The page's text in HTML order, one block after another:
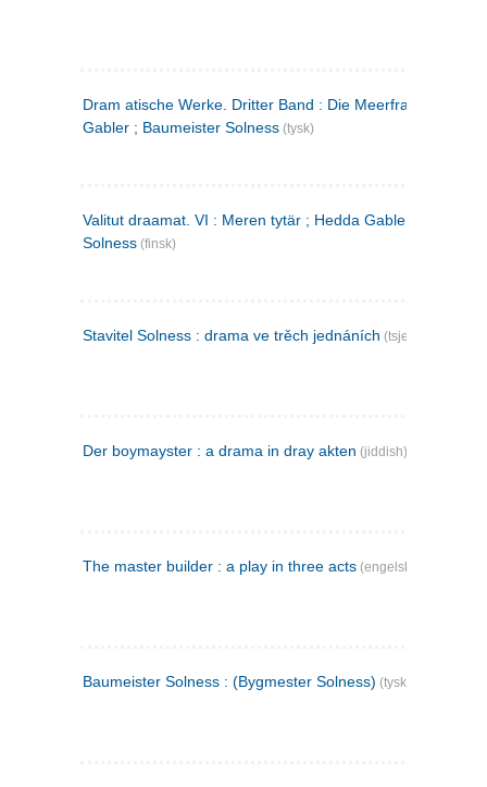
Dram atische Werke. Dritter Band : Die Meerfrau ; Hedda
Gabler ; Baumeister Solness (tysk)
Valitut draamat. VI : Meren tytär ; Hedda Gabler ;
Solness (finsk)
Stavitel Solness : drama ve trěch jednáních (tsjekkisk)
Der boymayster : a drama in dray akten (jiddish)
The master builder : a play in three acts (engelsk)
Baumeister Solness : (Bygmester Solness) (tysk)